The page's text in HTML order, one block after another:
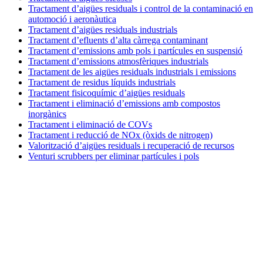
Tractament d’aigües residuals i control de la contaminació en
automoció i aeronàutica
Tractament d’aigües residuals industrials
Tractament d’efluents d’alta càrrega contaminant
Tractament d’emissions amb pols i partícules en suspensió
Tractament d’emissions atmosfèriques industrials
Tractament de les aigües residuals industrials i emissions
Tractament de residus líquids industrials
Tractament fisicoquímic d’aigües residuals
Tractament i eliminació d’emissions amb compostos
inorgànics
Tractament i eliminació de COVs
Tractament i reducció de NOx (òxids de nitrogen)
Valorització d’aigües residuals i recuperació de recursos
Venturi scrubbers per eliminar partícules i pols